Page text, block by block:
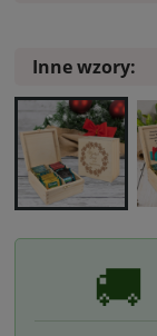
Inne wzory:
🚚